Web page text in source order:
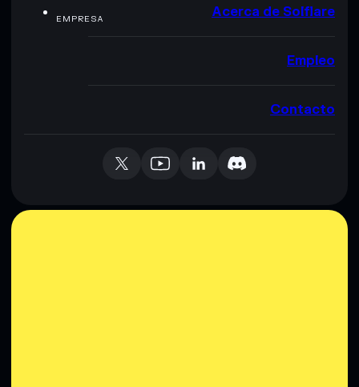
EMPRESA Acerca de Solflare
Empleo
Contacto